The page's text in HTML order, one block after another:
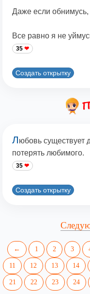
Даже если обнимусь,
Все равно я не
35
Создать открытку
Любовь существует
потерять любимого.
35
Создать открытку
← 1 2 3
11 12 13 14
21 22 23 24